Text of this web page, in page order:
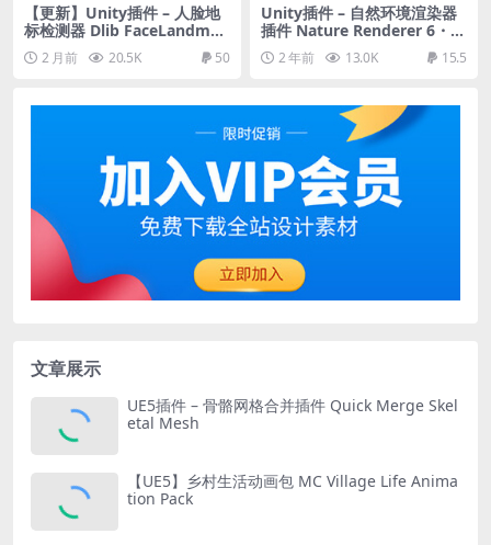
【更新】Unity插件 – 人脸地
标检测器 Dlib FaceLandmar
k Detector
2 月前 20.5K 50
Unity插件 – 自然环境渲染器
插件 Nature Renderer 6・Pr
o 2 年前 13.0K 15.5
文章展示
UE5插件 – 骨骼网格合并插件 Quick Merge Skel
etal Mesh
【UE5】乡村生活动画包 MC Village Life Anima
tion Pack